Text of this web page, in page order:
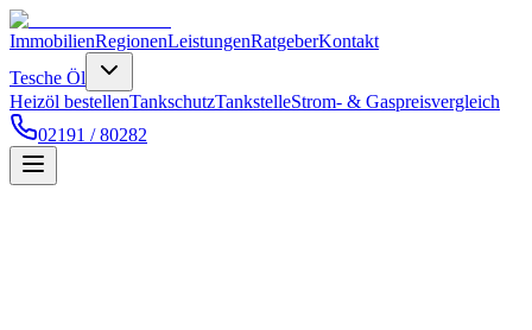
ImmobilienRegionenLeistungenRatgeberKontakt
Tesche Öl
Heizöl bestellenTankschutzTankstelleStrom- & Gaspreisvergleich
02191 / 80282